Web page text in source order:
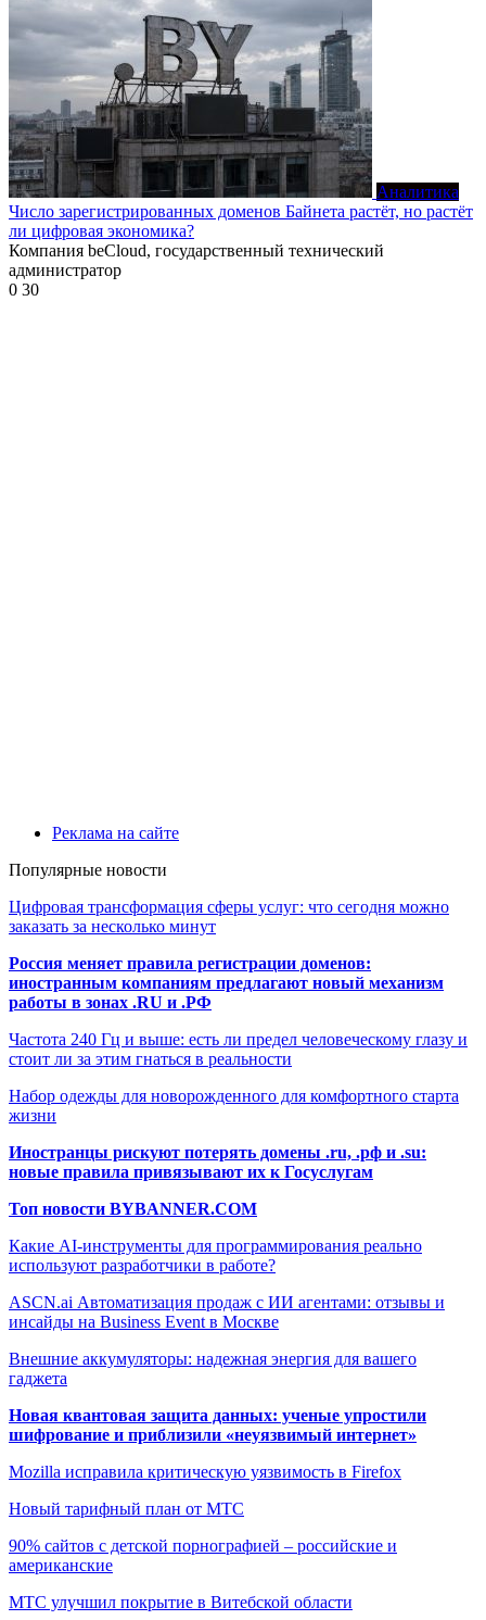
Аналитика
Число зарегистрированных доменов Байнета растёт, но растёт
ли цифровая экономика?
Компания beCloud, государственный технический
администратор
0 30
Реклама на сайте
Популярные новости
Цифровая трансформация сферы услуг: что сегодня можно
заказать за несколько минут
Россия меняет правила регистрации доменов:
иностранным компаниям предлагают новый механизм
работы в зонах .RU и .РФ
Частота 240 Гц и выше: есть ли предел человеческому глазу и
стоит ли за этим гнаться в реальности
Набор одежды для новорожденного для комфортного старта
жизни
Иностранцы рискуют потерять домены .ru, .рф и .su:
новые правила привязывают их к Госуслугам
Топ новости BYBANNER.COM
Какие AI-инструменты для программирования реально
используют разработчики в работе?
ASCN.ai Автоматизация продаж с ИИ агентами: отзывы и
инсайды на Business Event в Москве
Внешние аккумуляторы: надежная энергия для вашего
гаджета
Новая квантовая защита данных: ученые упростили
шифрование и приблизили «неуязвимый интернет»
Mozilla исправила критическую уязвимость в Firefox
Новый тарифный план от МТС
90% сайтов с детской порнографией – российские и
американские
МТС улучшил покрытие в Витебской области